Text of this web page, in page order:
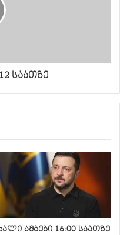
საათზე
ამბები 16:00 საათზე